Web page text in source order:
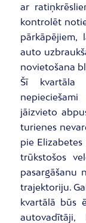
ar
kontrolēt
pārkāpējiem,
auto
novietošana
Šī kvartāla
jāizvieto
turienes
pie
trūkstošos
pasargāšanu
trajektoriju.
kvartālā būs
autovadītāji,